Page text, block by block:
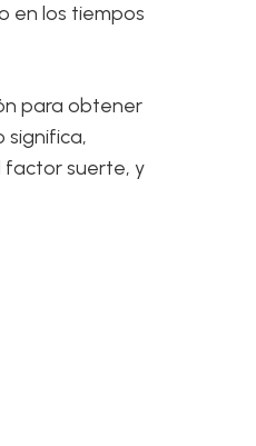
en los tiempos
para obtener
significa,
factor suerte, y